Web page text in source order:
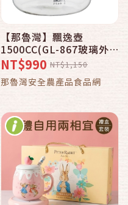
【那魯灣】飄逸壺
1500CC(GL-867玻璃外
杯)
NT$990 NT$1,150
那魯灣安全農產品食品網